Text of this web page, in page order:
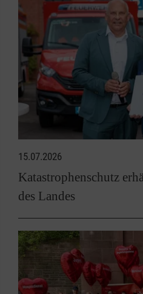
15.07.2026
Katastrophenschutz
des Landes